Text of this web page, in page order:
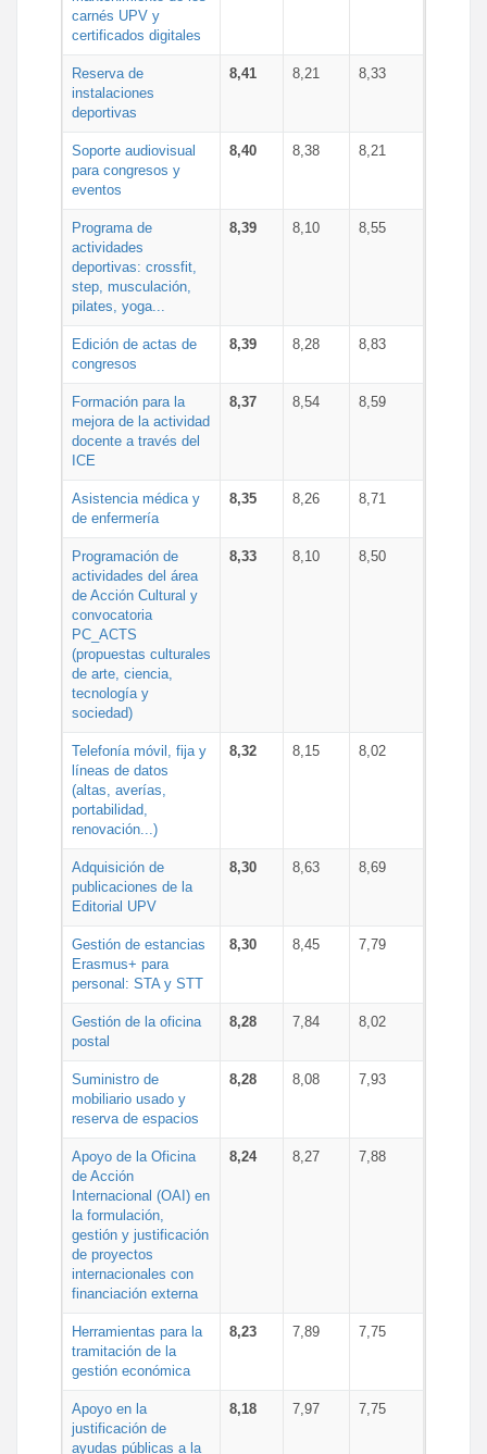
carnés UPV y
certificados digitales
Reserva de
instalaciones
deportivas
8,41 8,21 8,33
Soporte audiovisual
para congresos y
eventos
8,40 8,38 8,21
Programa de
actividades
deportivas: crossfit,
step, musculación,
pilates, yoga...
8,39 8,10 8,55
Edición de actas de
congresos
8,39 8,28 8,83
Formación para la
mejora de la actividad
docente a través del
ICE
8,37 8,54 8,59
Asistencia médica y
de enfermería
8,35 8,26 8,71
Programación de
actividades del área
de Acción Cultural y
convocatoria
PC_ACTS
(propuestas culturales
de arte, ciencia,
tecnología y
sociedad)
8,33 8,10 8,50
Telefonía móvil, fija y
líneas de datos
(altas, averías,
portabilidad,
renovación...)
8,32 8,15 8,02
Adquisición de
publicaciones de la
Editorial UPV
8,30 8,63 8,69
Gestión de estancias
Erasmus+ para
personal: STA y STT
8,30 8,45 7,79
Gestión de la oficina
postal
8,28 7,84 8,02
Suministro de
mobiliario usado y
reserva de espacios
8,28 8,08 7,93
Apoyo de la Oficina
de Acción
Internacional (OAI) en
la formulación,
gestión y justificación
de proyectos
internacionales con
financiación externa
8,24 8,27 7,88
Herramientas para la
tramitación de la
gestión económica
8,23 7,89 7,75
Apoyo en la
justificación de
ayudas públicas a la
8,18 7,97 7,75